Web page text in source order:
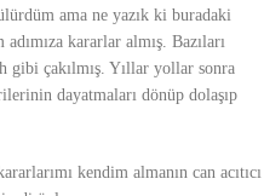
ama ne yazık ki buradaki
kararlar almış. Bazıları
gibi çakılmış. Yıllar yollar sonra
dayatmaları dönüp dolaşıp
kendim almanın can acıtıcı